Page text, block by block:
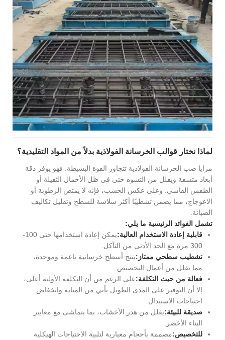
لماذا نختار قوالب الخرسانة الفولاذية بدلاً من المواد التقليدية؟
مزايا صب الخرسانة الفولاذية تتجاوز القوة البسيطة. فهو يوفر دقة
أبعاد متسقة ويقلل من التشوه حتى في ظل الأحمال الثقيلة أو
الطقس القاسي. وعلى عكس الخشب، فإنه لا يمتص الرطوبة أو
الاعوجاج، مما يضمن تشطيبًا أكثر سلاسة للسطح وتقليل تكاليف
الصيانة.
تشمل الفوائد الرئيسية ما يلي:
قابلية إعادة الاستخدام العالية:
يمكن إعادة استخدامها حتى 100-
300 مرة مع الحد الأدنى من التآكل.
تشطيب سطحي ممتاز:ينتج أسطح خرسانية ناعمة وموحدة،
مما يقلل من أعمال التجصيص.
فعالة من حيث التكلفة:على الرغم من أن التكلفة الأولية أعلى،
إلا أن التوفير على المدى الطويل يأتي من المتانة وانخفاض
احتياجات الاستبدال.
صديقة للبيئة:يقلل من هدر الأخشاب، بما يتماشى مع معايير
البناء الأخضر.
للتخصيص:مصممة بأحجام معيارية لتلبية الاحتياجات الهيكلية